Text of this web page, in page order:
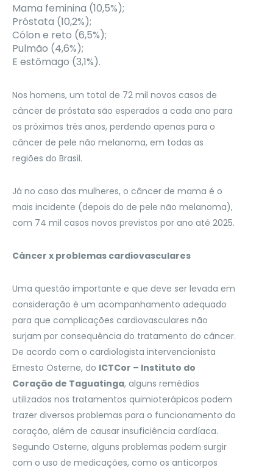
Mama feminina (10,5%);
Próstata (10,2%);
Cólon e reto (6,5%);
Pulmão (4,6%);
E estômago (3,1%).
Nos homens, um total de 72 mil novos casos de
câncer de próstata são esperados a cada ano para
os próximos três anos, perdendo apenas para o
câncer de pele não melanoma, em todas as
regiões do Brasil.
Já no caso das mulheres, o câncer de mama é o
mais incidente (depois do de pele não melanoma),
com 74 mil casos novos previstos por ano até 2025.
Câncer x problemas cardiovasculares
Uma questão importante e que deve ser levada em
consideração é um acompanhamento adequado
para que complicações cardiovasculares não
surjam por consequência do tratamento do câncer.
De acordo com o cardiologista intervencionista
Ernesto Osterne, do ICTCor – Instituto do
Coração de Taguatinga, alguns remédios
utilizados nos tratamentos quimioterápicos podem
trazer diversos problemas para o funcionamento do
coração, além de causar insuficiência cardíaca.
Segundo Osterne, alguns problemas podem surgir
com o uso de medicações, como os anticorpos